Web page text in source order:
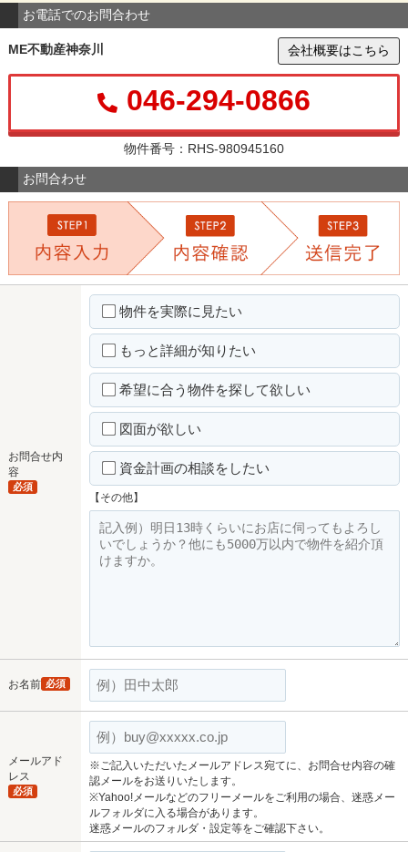
お電話でのお問合わせ
ME不動産神奈川 会社概要はこちら
046-294-0866
物件番号：RHS-980945160
お問合わせ
お問合せ内
容
必須
物件を実際に見たい
もっと詳細が知りたい
希望に合う物件を探して欲しい
図面が欲しい
資金計画の相談をしたい
【その他】
お名前 必須
メールアド
レス
必須
※ご記入いただいたメールアドレス宛てに、お問合せ内容の確
認メールをお送りいたします。
※Yahoo!メールなどのフリーメールをご利用の場合、迷惑メー
ルフォルダに入る場合があります。
迷惑メールのフォルダ・設定等をご確認下さい。